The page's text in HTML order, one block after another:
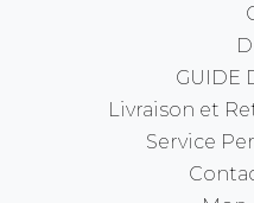
GUIDE
Livraison et
Service